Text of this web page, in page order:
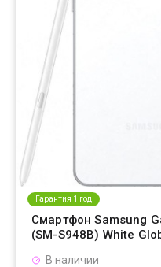
Гарантия 1 год
Смартфон Samsung
(SM-S948B) White
В наличии